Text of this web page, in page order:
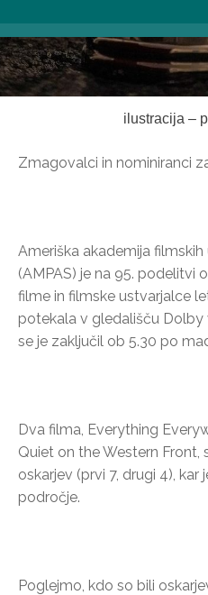
ilustracija –
Zmagovalci in nominiranci
Ameriška akademija
(AMPAS) je na 95. podelitvi
filme in filmske ustvarjalce
potekala v gledališču
se je zaključil ob 5.30 po
Dva filma, Everything
Quiet on the Western Front,
oskarjev (prvi 7, drugi 4),
področje.
Poglejmo, kdo so bili